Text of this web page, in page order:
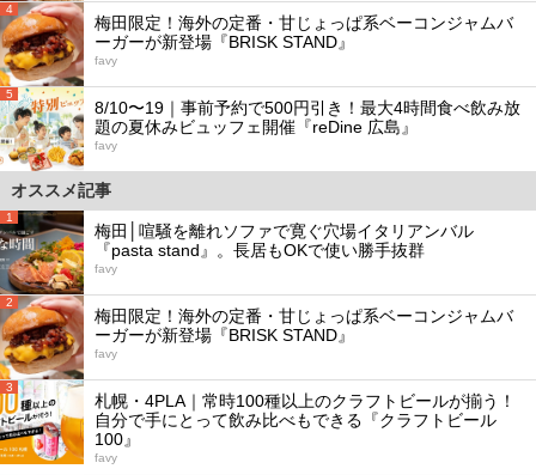
4
梅田限定！海外の定番・甘じょっぱ系ベーコンジャムバ
ーガーが新登場『BRISK STAND』
favy
5
8/10〜19｜事前予約で500円引き！最大4時間食べ飲み放
題の夏休みビュッフェ開催『reDine 広島』
favy
オススメ記事
1
梅田│喧騒を離れソファで寛ぐ穴場イタリアンバル
『pasta stand』。長居もOKで使い勝手抜群
favy
2
梅田限定！海外の定番・甘じょっぱ系ベーコンジャムバ
ーガーが新登場『BRISK STAND』
favy
3
札幌・4PLA｜常時100種以上のクラフトビールが揃う！
自分で手にとって飲み比べもできる『クラフトビール
100』
favy